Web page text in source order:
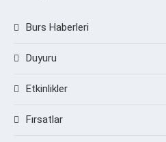
Burs Haberleri
Duyuru
Etkinlikler
Fırsatlar